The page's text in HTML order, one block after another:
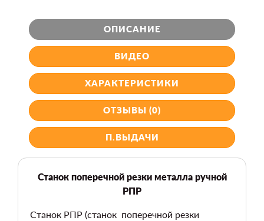
ОПИСАНИЕ
ВИДЕО
ХАРАКТЕРИСТИКИ
ОТЗЫВЫ (0)
П.ВЫДАЧИ
Станок поперечной резки металла ручной
РПР
Станок РПР (станок поперечной резки